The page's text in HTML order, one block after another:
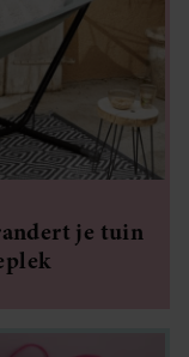
je tuin